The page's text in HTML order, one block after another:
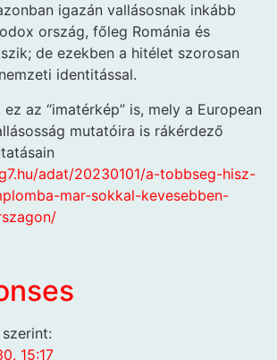
igazán vallásosnak inkább
ország, főleg Románia és
de ezekben a hitélet szorosan
identitással.
az “imatérkép” is, mely a European
mutatóira is rákérdező
adat/20230101/a-tobbseg-hisz-
mar-sokkal-kevesebben-
szerint:
15:17